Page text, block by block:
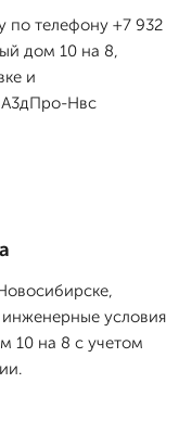
по телефону +7 932
дом 10 на 8,
и
Нвс
условия
10 на 8 с учетом